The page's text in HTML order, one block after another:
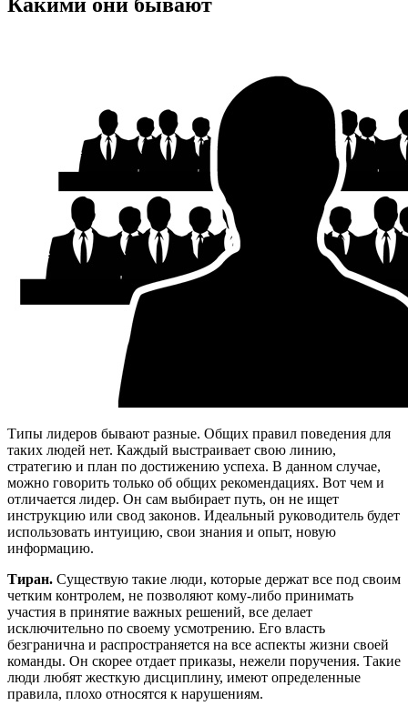
Типы лидеров бывают разные. Общих правил поведения для
таких людей нет. Каждый выстраивает свою линию,
стратегию и план по достижению успеха. В данном случае,
можно говорить только об общих рекомендациях. Вот чем и
отличается лидер. Он сам выбирает путь, он не ищет
инструкцию или свод законов. Идеальный руководитель будет
использовать интуицию, свои знания и опыт, новую
информацию.
Тиран. Существую такие люди, которые держат все под своим
четким контролем, не позволяют кому-либо принимать
участия в принятие важных решений, все делает
исключительно по своему усмотрению. Его власть
безгранична и распространяется на все аспекты жизни своей
команды. Он скорее отдает приказы, нежели поручения. Такие
люди любят жесткую дисциплину, имеют определенные
правила, плохо относятся к нарушениям.